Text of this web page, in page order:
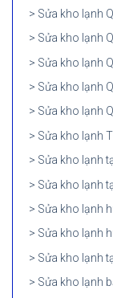
Sửa kho lạnh
Sửa kho lạnh
Sửa kho lạnh
Sửa kho lạnh
Sửa kho lạnh
Sửa kho lạnh
Sửa kho lạnh
Sửa kho lạnh
Sửa kho lạnh
Sửa kho lạnh
Sửa kho lạnh
Sửa kho lạnh